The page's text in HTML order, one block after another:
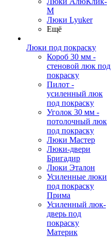
М
Люки Lyuker
Ещё
Люки под покраску
Короб 30 мм -
стеновой люк под
покраску
Пилот -
усиленный люк
под покраску
Уголок 30 мм -
потолочный люк
под покраску
Люки Мастер
Люки-двери
Бригадир
Люки Эталон
Усиленные люки
под покраску
Прима
Усиленный люк-
дверь под
покраску
Материк